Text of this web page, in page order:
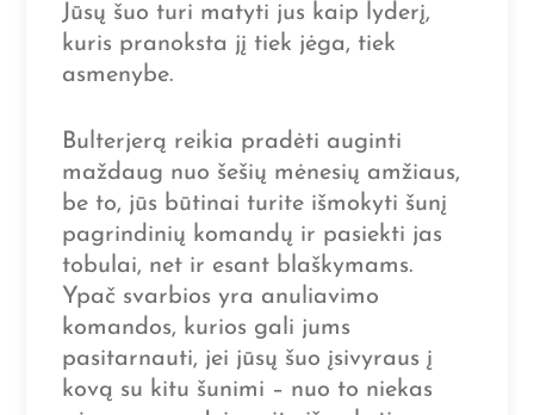
Jūsų šuo turi matyti jus kaip lyderį,
kuris pranoksta jį tiek jėga, tiek
asmenybe.
Bulterjerą reikia pradėti auginti
maždaug nuo šešių mėnesių amžiaus,
be to, jūs būtinai turite išmokyti šunį
pagrindinių komandų ir pasiekti jas
tobulai, net ir esant blaškymams.
Ypač svarbios yra anuliavimo
komandos, kurios gali jums
pasitarnauti, jei jūsų šuo įsivyraus į
kovą su kitu šunimi – nuo to niekas